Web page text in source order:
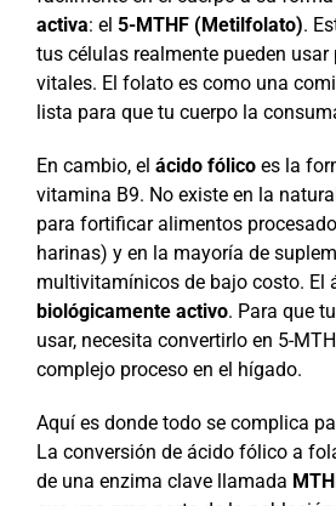
activa: el 5-MTHF (Metilfolato).
tus células realmente pueden
vitales. El folato es como una
lista para que tu cuerpo la
En cambio, el ácido fólicoes la
vitamina B9. No existe en la
para fortificar alimentos
harinas) y en la mayoría de
multivitamínicos de bajo costo. El
biológicamente activo. Para que
usar, necesita convertirlo en 5-
complejo proceso en el hígado.
Aquí es donde todo se complica
La conversión de ácido fólico a
de una enzima clave llamada